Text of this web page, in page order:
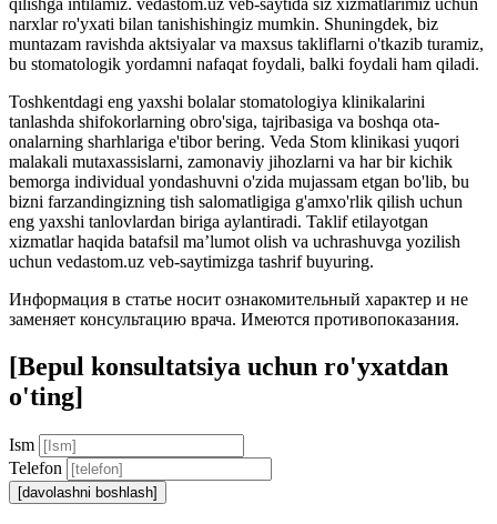
narxlar ro'yxati bilan tanishishingiz mumkin. Shuningdek, biz
muntazam ravishda aktsiyalar va maxsus takliflarni o'tkazib turamiz,
bu stomatologik yordamni nafaqat foydali, balki foydali ham qiladi.
Toshkentdagi eng yaxshi bolalar stomatologiya klinikalarini
tanlashda shifokorlarning obro'siga, tajribasiga va boshqa ota-
onalarning sharhlariga e'tibor bering. Veda Stom klinikasi yuqori
malakali mutaxassislarni, zamonaviy jihozlarni va har bir kichik
bemorga individual yondashuvni o'zida mujassam etgan bo'lib, bu
bizni farzandingizning tish salomatligiga g'amxo'rlik qilish uchun
eng yaxshi tanlovlardan biriga aylantiradi. Taklif etilayotgan
xizmatlar haqida batafsil ma’lumot olish va uchrashuvga yozilish
uchun vedastom.uz veb-saytimizga tashrif buyuring.
Информация в статье носит ознакомительный характер и не
заменяет консультацию врача. Имеются противопоказания.
[Bepul konsultatsiya uchun ro'yxatdan
o'ting]
Ism
Telefon
[davolashni boshlash]